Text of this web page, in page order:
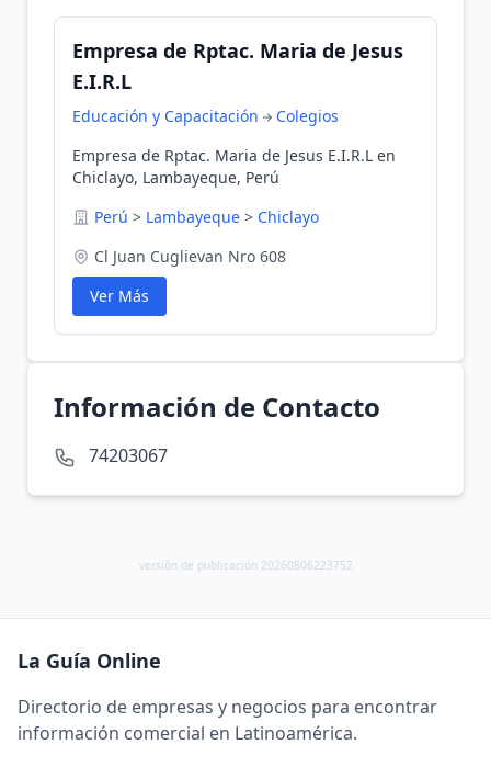
Empresa de Rptac. Maria de Jesus
E.I.R.L
Educación y Capacitación
Colegios
Empresa de Rptac. Maria de Jesus E.I.R.L en
Chiclayo, Lambayeque, Perú
Perú > Lambayeque > Chiclayo
Cl Juan Cuglievan Nro 608
Ver Más
Información de Contacto
74203067
versión de publicación 20260806223752
La Guía Online
Directorio de empresas y negocios para encontrar
información comercial en Latinoamérica.